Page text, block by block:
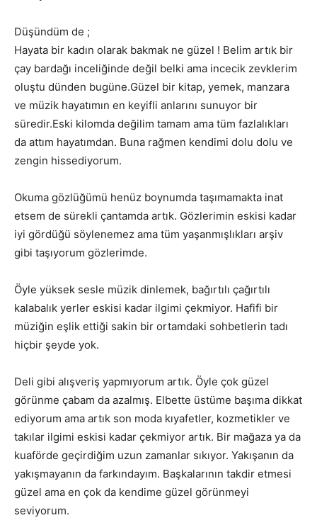
Düşündüm de ;
Hayata bir kadın olarak bakmak ne güzel ! Belim artık bir
çay bardağı inceliğinde değil belki ama incecik zevklerim
oluştu dünden bugüne.Güzel bir kitap, yemek, manzara
ve müzik hayatımın en keyifli anlarını sunuyor bir
süredir.Eski kilomda değilim tamam ama tüm fazlalıkları
da attım hayatımdan. Buna rağmen kendimi dolu dolu ve
zengin hissediyorum.
Okuma gözlüğümü henüz boynumda taşımamakta inat
etsem de sürekli çantamda artık. Gözlerimin eskisi kadar
iyi gördüğü söylenemez ama tüm yaşanmışlıkları arşiv
gibi taşıyorum gözlerimde.
Öyle yüksek sesle müzik dinlemek, bağırtılı çağırtılı
kalabalık yerler eskisi kadar ilgimi çekmiyor. Hafifi bir
müziğin eşlik ettiği sakin bir ortamdaki sohbetlerin tadı
hiçbir şeyde yok.
Deli gibi alışveriş yapmıyorum artık. Öyle çok güzel
görünme çabam da azalmış. Elbette üstüme başıma dikkat
ediyorum ama artık son moda kıyafetler, kozmetikler ve
takılar ilgimi eskisi kadar çekmiyor artık. Bir mağaza ya da
kuaförde geçirdiğim uzun zamanlar sıkıyor. Yakışanın da
yakışmayanın da farkındayım. Başkalarının takdir etmesi
güzel ama en çok da kendime güzel görünmeyi
seviyorum.